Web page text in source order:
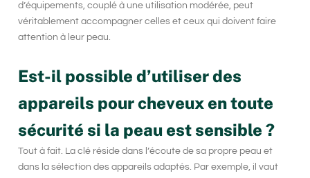
d’équipements, couplé à une utilisation modérée, peut
véritablement accompagner celles et ceux qui doivent faire
attention à leur peau.
Est-il possible d’utiliser des
appareils pour cheveux en toute
sécurité si la peau est sensible ?
Tout à fait. La clé réside dans l’écoute de sa propre peau et
dans la sélection des appareils adaptés. Par exemple, il vaut